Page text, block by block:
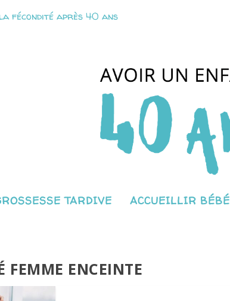
fécondité après 40 ans
TARDIVE ACCUEILLIR BÉBÉ
FEMME ENCEINTE